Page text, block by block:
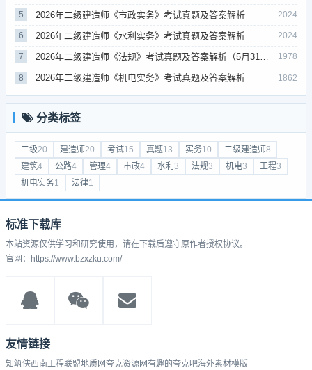
5 2026年二级建造师《市政实务》考试真题及答案解析 2024
6 2026年二级建造师《水利实务》考试真题及答案解析 2024
7 1978
8 2026年二级建造师《机电实务》考试真题及答案解析 1862
分类标签
二级20 建造师20 考试15 真题13 实务10 二级建造师8
建筑4 公路4 管理4 市政4 水利 3 法规3 机电3 工程3
机电实务1 法律1
标准下载库
本站资源仅供学习和研究使用，请在下载后遵守原作者授权协议。
官网：https://www.bzxzku.com/
友情链接
知筑侠西南工程联盟地质网夸克资源网有趣的夸克吧海外素材模版